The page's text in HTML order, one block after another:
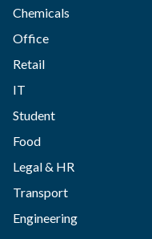
Chemicals
Office
Retail
IT
Student
Food
Legal & HR
Transport
Engineering